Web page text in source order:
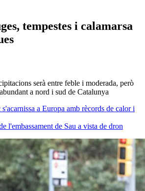
tempestes i calamarsa
serà entre feble i moderada, però
a nord i sud de Catalunya
a Europa amb rècords de calor i
l'embassament de Sau a vista de dron